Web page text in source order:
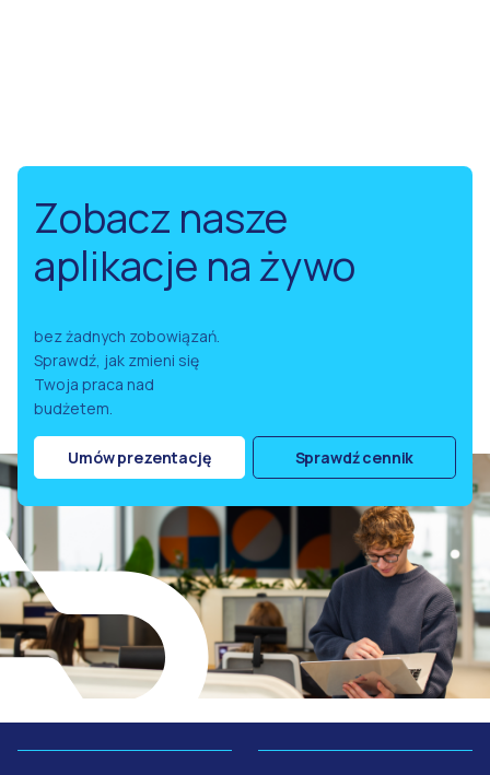
Zobacz nasze
aplikacje na żywo
bez żadnych zobowiązań.
Sprawdź, jak zmieni się
Twoja praca nad
budżetem.
Umów prezentację Sprawdź cennik